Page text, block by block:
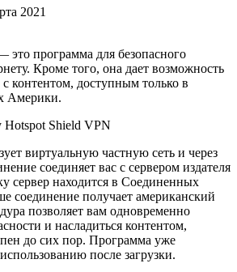
2021
это программа для безопасного
Кроме того, она дает возможность
контентом, доступным только в
Америки.
виртуальную частную сеть и через
соединяет вас с сервером издателя
сервер находится в Соединенных
соединение получает американский
позволяет вам одновременно
и насладиться контентом,
до сих пор. Программа уже
после загрузки.